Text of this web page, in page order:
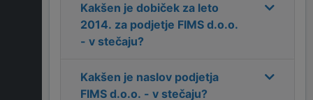
Kakšen je dobiček za leto
2014. za podjetje FIMS d.o.o.
- v stečaju?
Kakšen je naslov podjetja
FIMS d.o.o. - v stečaju?